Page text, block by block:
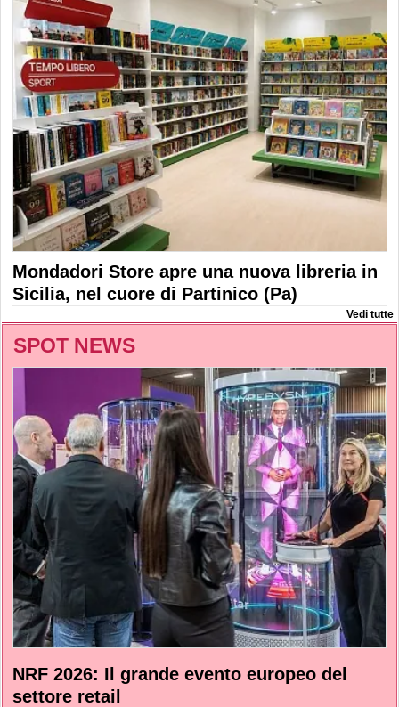
Mondadori Store apre una nuova libreria in
Sicilia, nel cuore di Partinico (Pa)
Vedi tutte
SPOT NEWS
NRF 2026: Il grande evento europeo del
settore retail